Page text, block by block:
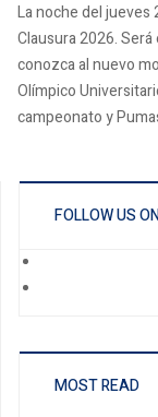
La noche del jueves
Clausura 2026.
conozca al nuevo
Olímpico
campeonato y
FOLLOW US
MOST READ